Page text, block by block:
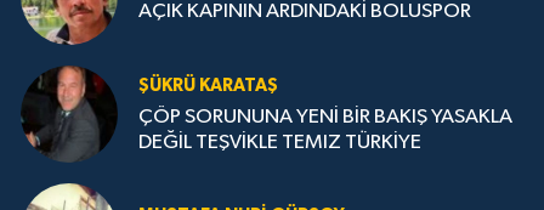
AÇIK KAPININ ARDINDAKİ BOLUSPOR
ŞÜKRÜ KARATAŞ
ÇÖP SORUNUNA YENİ BİR BAKIŞ YASAKLA
DEĞİL TEŞVİKLE TEMIZ TÜRKİYE